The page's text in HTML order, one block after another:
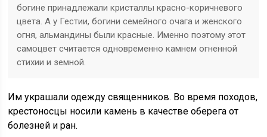
богине принадлежали кристаллы красно-коричневого
цвета. А у Гестии, богини семейного очага и женского
огня, альмандины были красные. Именно поэтому этот
самоцвет считается одновременно камнем огненной
стихии и земной.
Им украшали одежду священников. Во время походов,
крестоносцы носили камень в качестве оберега от
болезней и ран.